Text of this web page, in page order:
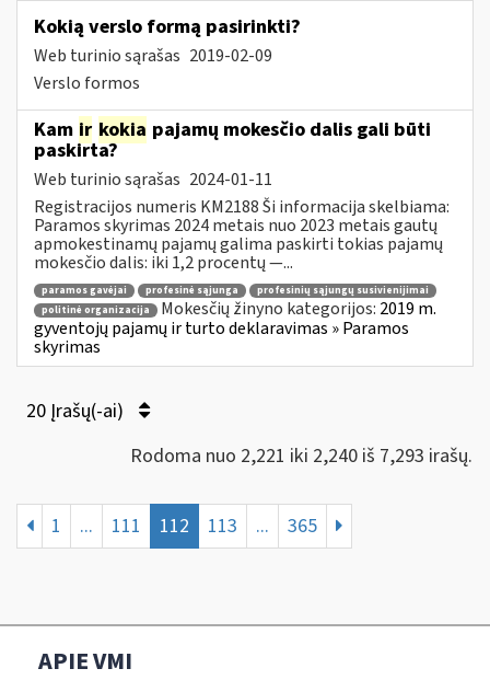
Kokią verslo formą pasirinkti?
Web turinio sąrašas 2019-02-09
Verslo formos
Kam ir kokia pajamų mokesčio dalis gali būti
paskirta?
Web turinio sąrašas 2024-01-11
Registracijos numeris KM2188 Ši informacija skelbiama:
Paramos skyrimas 2024 metais nuo 2023 metais gautų
apmokestinamų pajamų galima paskirti tokias pajamų
mokesčio dalis: iki 1,2 procentų —...
paramos gavėjai profesinė sąjunga
profesinių sąjungų susivienijimai
politinė organizacija
Mokesčių žinyno kategorijos: 2019 m.
gyventojų pajamų ir turto deklaravimas » Paramos
skyrimas
20 Įrašų(-ai)
Rodoma nuo 2,221 iki 2,240 iš 7,293 irašų.
1 ... 111 112 113 ... 365
APIE VMI